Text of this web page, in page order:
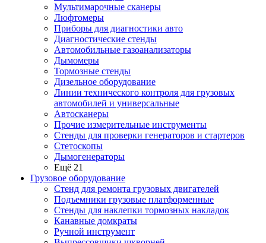
Мультимарочные сканеры
Люфтомеры
Приборы для диагностики авто
Диагностические стенды
Автомобильные газоанализаторы
Дымомеры
Тормозные стенды
Дизельное оборудование
Линии технического контроля для грузовых
автомобилей и универсальные
Автосканеры
Прочие измерительные инструменты
Стенды для проверки генераторов и стартеров
Стетоскопы
Дымогенераторы
Ещё 21
Грузовое оборудование
Стенд для ремонта грузовых двигателей
Подъемники грузовые платформенные
Стенды для наклепки тормозных накладок
Канавные домкраты
Ручной инструмент